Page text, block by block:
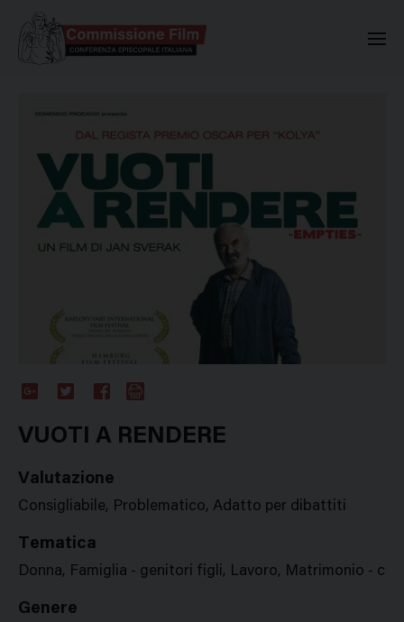
Plus
VUOTI A RENDERE
Valutazione
Consigliabile, Problematico, Adatto per dibattiti
Tematica
Donna, Famiglia - genitori figli, Lavoro, Matrimonio -
Genere